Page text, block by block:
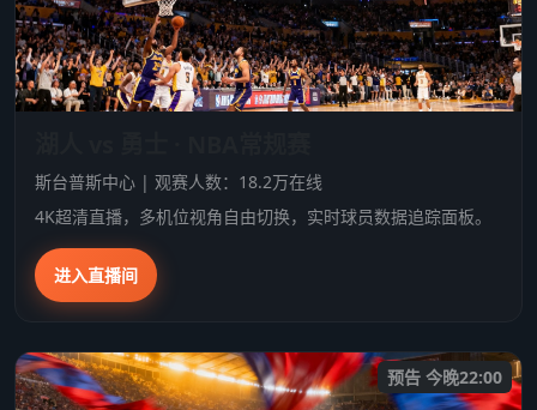
斯台普斯中心 | 观赛人数：18.2万在线
4K超清直播，多机位视角自由切换，实时球员数据追踪面板。
进入直播间
预告 今晚22:00